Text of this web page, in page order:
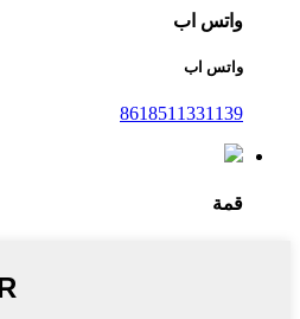
واتس اب
واتس اب
8618511331139
قمة